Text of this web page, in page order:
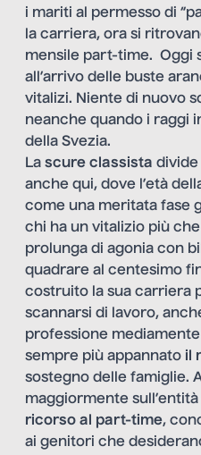
i mariti al permesso di
la carriera, ora si
mensile part-time. Oggi
all’arrivo delle buste
vitalizi. Niente di nuovo
neanche quando i raggi
della Svezia.
La scure classista divide
anche qui, dove l’età
come una meritata fase
chi ha un vitalizio più
prolunga di agonia con
quadrare al centesimo
costruito la sua carriera
scannarsi di lavoro,
professione
sempre più appannato il
sostegno delle famiglie.
maggiormente
ricorso al part-time,
ai genitori che